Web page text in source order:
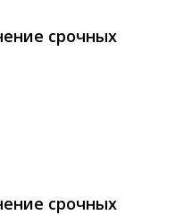
срочных
срочных